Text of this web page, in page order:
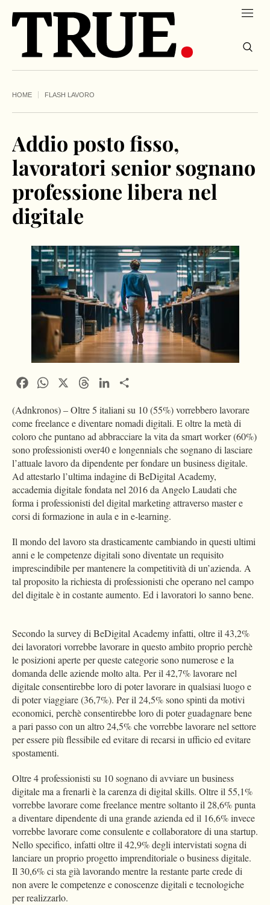
HOME FLASH LAVORO
Addio posto fisso,
lavoratori senior sognano
professione libera nel
digitale
FacebookWhatsApp ThreadsLinkedIn
(Adnkronos) – Oltre 5 italiani su 10 (55%) vorrebbero lavorare
come freelance e diventare nomadi digitali. E oltre la metà di
coloro che puntano ad abbracciare la vita da smart worker (60%)
sono professionisti over40 e longennials che sognano di lasciare
l’attuale lavoro da dipendente per fondare un business digitale.
Ad attestarlo l’ultima indagine di BeDigital Academy,
accademia digitale fondata nel 2016 da Angelo Laudati che
forma i professionisti del digital marketing attraverso master e
corsi di formazione in aula e in e-learning.
Il mondo del lavoro sta drasticamente cambiando in questi ultimi
anni e le competenze digitali sono diventate un requisito
imprescindibile per mantenere la competitività di un’azienda. A
tal proposito la richiesta di professionisti che operano nel campo
del digitale è in costante aumento. Ed i lavoratori lo sanno bene.
Secondo la survey di BeDigital Academy infatti, oltre il 43,2%
dei lavoratori vorrebbe lavorare in questo ambito proprio perchè
le posizioni aperte per queste categorie sono numerose e la
domanda delle aziende molto alta. Per il 42,7% lavorare nel
digitale consentirebbe loro di poter lavorare in qualsiasi luogo e
di poter viaggiare (36,7%). Per il 24,5% sono spinti da motivi
economici, perchè consentirebbe loro di poter guadagnare bene
a pari passo con un altro 24,5% che vorrebbe lavorare nel settore
per essere più flessibile ed evitare di recarsi in ufficio ed evitare
spostamenti.
Oltre 4 professionisti su 10 sognano di avviare un business
digitale ma a frenarli è la carenza di digital skills. Oltre il 55,1%
vorrebbe lavorare come freelance mentre soltanto il 28,6% punta
a diventare dipendente di una grande azienda ed il 16,6% invece
vorrebbe lavorare come consulente e collaboratore di una startup.
Nello specifico, infatti oltre il 42,9% degli intervistati sogna di
lanciare un proprio progetto imprenditoriale o business digitale.
Il 30,6% ci sta già lavorando mentre la restante parte crede di
non avere le competenze e conoscenze digitali e tecnologiche
per realizzarlo.